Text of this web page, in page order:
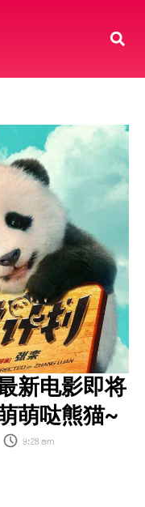
新电影即将
萌哒熊猫~
9:28 am